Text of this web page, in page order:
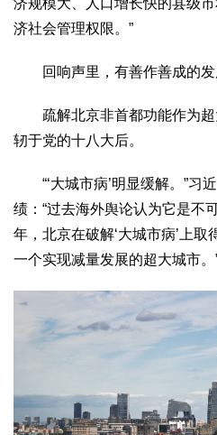
济规模大、人口增长快的县级
济社会管理权限。”
回响声里，有善作善成的发
疏解北京非首都功能作为超
轫于党的十八大后。
“‘大城市病’明显缓解。”习
绩：“过去海外舆论认为它是不
年，北京在破解‘大城市病’上
一个实现减量发展的超大城市。